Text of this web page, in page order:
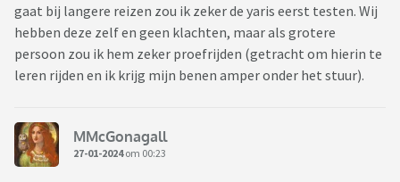
gaat bij langere reizen zou ik zeker de yaris eerst testen. Wij
hebben deze zelf en geen klachten, maar als grotere
persoon zou ik hem zeker proefrijden (getracht om hierin te
leren rijden en ik krijg mijn benen amper onder het stuur).
MMcGonagall
27-01-2024om 00:23